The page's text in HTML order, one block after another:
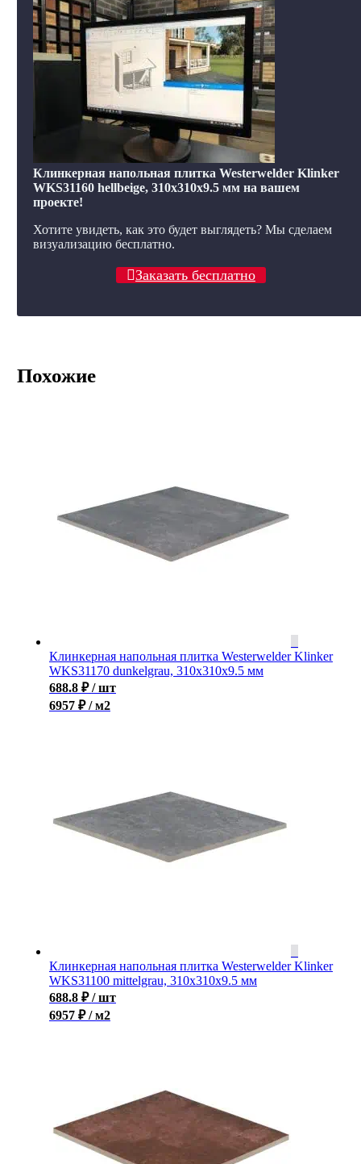
Клинкерная напольная плитка Westerwelder Klinker
WKS31160 hellbeige, 310x310x9.5 мм на вашем
проекте!
Хотите увидеть, как это будет выглядеть? Мы сделаем
визуализацию бесплатно.
Заказать бесплатно
Похожие
Клинкерная напольная плитка Westerwelder Klinker
WKS31170 dunkelgrau, 310x310x9.5 мм
688.8 ₽ / шт
6957 ₽ / м2
Клинкерная напольная плитка Westerwelder Klinker
WKS31100 mittelgrau, 310x310x9.5 мм
688.8 ₽ / шт
6957 ₽ / м2